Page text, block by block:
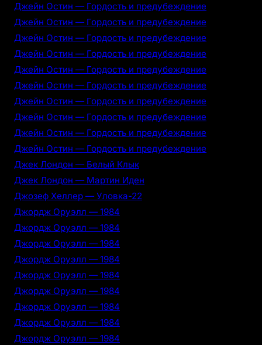
Джейн Остин — Гордость и предубеждение
Джейн Остин — Гордость и предубеждение
Джейн Остин — Гордость и предубеждение
Джейн Остин — Гордость и предубеждение
Джейн Остин — Гордость и предубеждение
Джейн Остин — Гордость и предубеждение
Джейн Остин — Гордость и предубеждение
Джейн Остин — Гордость и предубеждение
Джейн Остин — Гордость и предубеждение
Джейн Остин — Гордость и предубеждение
Джек Лондон — Белый Клык
Джек Лондон — Мартин Иден
Джозеф Хеллер — Уловка-22
Джордж Оруэлл — 1984
Джордж Оруэлл — 1984
Джордж Оруэлл — 1984
Джордж Оруэлл — 1984
Джордж Оруэлл — 1984
Джордж Оруэлл — 1984
Джордж Оруэлл — 1984
Джордж Оруэлл — 1984
Джордж Оруэлл — 1984